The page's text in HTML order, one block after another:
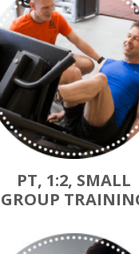
PT, 1:2, SMALL
GROUP